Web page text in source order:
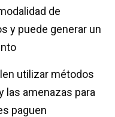
de
y puede generar un
utilizar métodos
las amenazas para
paguen